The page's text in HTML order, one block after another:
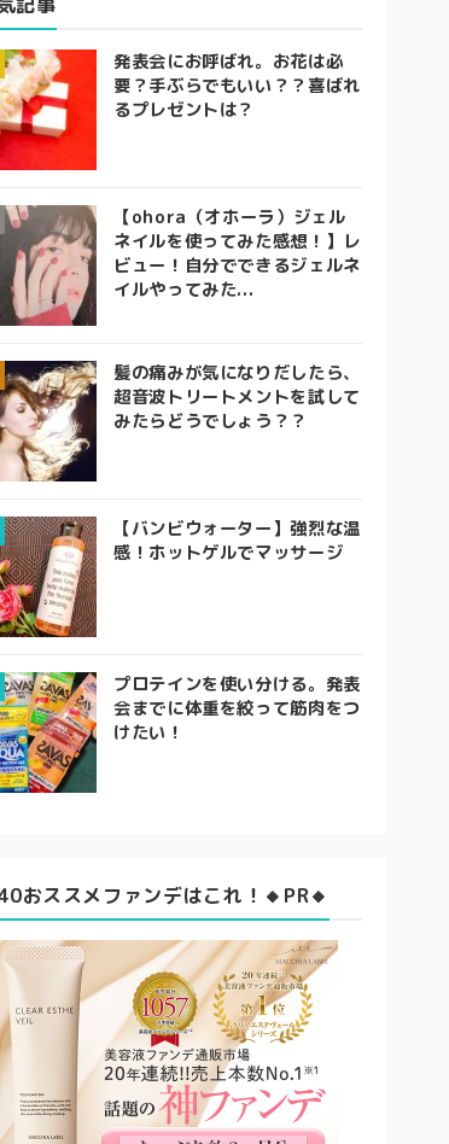
発表会にお呼ばれ。お花は必
要？手ぶらでもいい？？喜ばれ
るプレゼントは？
【ohora（オホーラ）ジェル
ネイルを使ってみた感想！】レ
ビュー！自分でできるジェルネ
イルやってみた...
髪の痛みが気になりだしたら、
超音波トリートメントを試して
みたらどうでしょう？？
【バンビウォーター】強烈な温
感！ホットゲルでマッサージ
プロテインを使い分ける。発表
会までに体重を絞って筋肉をつ
けたい！
おススメファンデはこれ！🔸PR🔸